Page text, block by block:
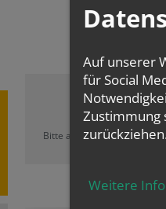
Bitte akzeptieren Sie
Auf unserer
für Social
Zustimmung
Weitere